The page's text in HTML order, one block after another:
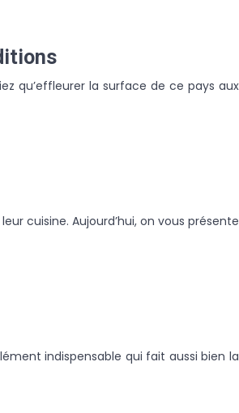
qu’effleurer la surface de ce pays aux
cuisine. Aujourd’hui, on vous présente
indispensable qui fait aussi bien la